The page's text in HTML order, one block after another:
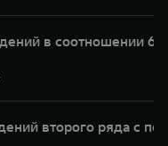
в соотношении
второго ряда с